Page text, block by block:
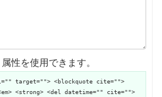
性を使用できます。
target=""> <blockquote cite="">
<strong> <del datetime="" cite="">